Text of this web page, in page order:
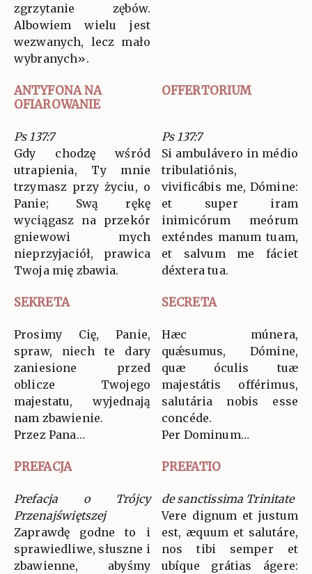
zgrzytanie zębów.
Albowiem wielu jest
wezwanych, lecz mało
wybranych».
ANTYFONA NA
OFIAROWANIE
OFFERTORIUM
Ps 137:7
Gdy chodzę wśród
utrapienia, Ty mnie
trzymasz przy życiu, o
Panie; Swą rękę
wyciągasz na przekór
gniewowi mych
nieprzyjaciół, prawica
Twoja mię zbawia.
Ps 137:7
Si ambulávero in médio
tribulatiónis,
vivificábis me, Dómine:
et super iram
inimicórum meórum
exténdes manum tuam,
et salvum me fáciet
déxtera tua.
SEKRETA SECRETA
Prosimy Cię, Panie,
spraw, niech te dary
zaniesione przed
oblicze Twojego
majestatu, wyjednają
nam zbawienie.
Przez Pana…
Hæc múnera,
quǽsumus, Dómine,
quæ óculis tuæ
majestátis offérimus,
salutária nobis esse
concéde.
Per Dominum…
PREFACJA PREFATIO
Prefacja o Trójcy
Przenajświętszej
Zaprawdę godne to i
sprawiedliwe, słuszne i
zbawienne, abyśmy
de sanctissima Trinitate
Vere dignum et justum
est, æquum et salutáre,
nos tibi semper et
ubíque grátias ágere: